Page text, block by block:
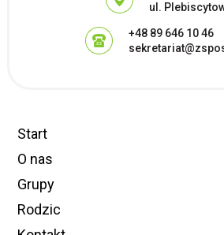
ul.
+48 89 646 10 46
Start
O nas
Grupy
Rodzic